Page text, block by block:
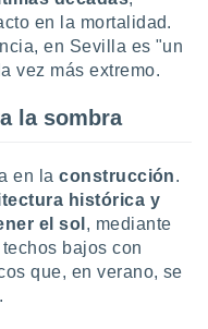
en la mortalidad.
en Sevilla es "un
vez más extremo.
la sombra
en laconstrucción.
histórica y
el sol , mediante
bajos con
que, en verano, se
.